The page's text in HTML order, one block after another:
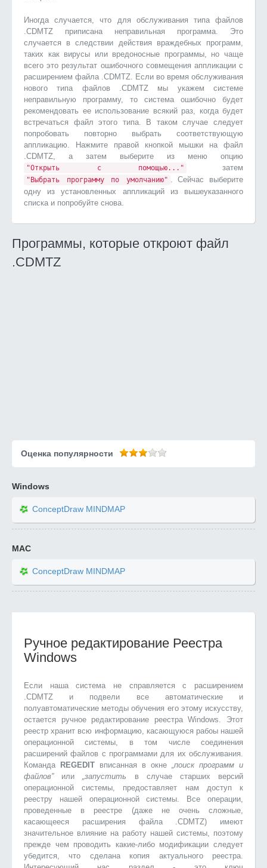
Иногда случается, что для обслуживания типа файлов
.CDMTZ приписана неправильная программа. Это
случается в следствии действия враждебных программ,
таких как вирусы или вредоносные программы, но чаще
всего это результат ошибочного совмещения аппликации с
расширением файла .CDMTZ. Если во время обслуживания
нового типа файлов .CDMTZ мы укажем системе
неправильную программу, то система ошибочно будет
рекомендовать ее использование всякий раз, когда будет
встречаться файл этого типа. В таком случае следует
попробовать повторно выбрать соответствующую
аппликацию. Нажмите правой кнопкой мышки на файл
.CDMTZ, а затем выберите из меню опцию
"Открыть с помощью..." затем
"Выбрать программу по умолчанию" . Сейчас выберите
одну из установленных аппликаций из вышеуказанного
списка и попробуйте снова.
Программы, которые откроют файл
.CDMTZ
Оценка популярности
Windows
ConceptDraw MINDMAP
MAC
ConceptDraw MINDMAP
Ручное редактирование Реестра
Windows
Если наша система не справляется с расширением
.CDMTZ и подвели все автоматические и
полуавтоматические методы обучения его этому искусству,
остается ручное редактирование реестра Windows. Этот
реестр хранит всю информацию, касающуюся рабоы нашей
операционной системы, в том числе соединения
расширений файлов с программами для их обслуживания.
Команда
REGEDIT вписанная в окне „поиск программ и
файлов”или„запустить в случае старших версий
операционной системы, предоставляет нам доступ к
реестру нашей операционной системы. Все операции,
проведенные в реестре (даже не очень сложные,
касающееся расширения файла .CDMTZ) имеют
значительное влияние на работу нашей системы, поэтому
прежде чем проводить какие-либо модификации следует
убедится, что сделана копия актуального реестра.